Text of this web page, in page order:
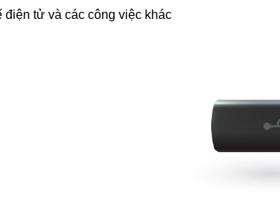
điện tử và các công việc khác